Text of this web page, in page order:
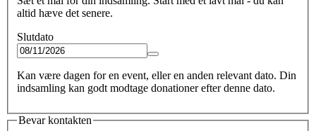
altid hæve det senere.
Slutdato
Kan være dagen for en event, eller en anden relevant dato. Din
indsamling kan godt modtage donationer efter denne dato.
Bevar kontakten